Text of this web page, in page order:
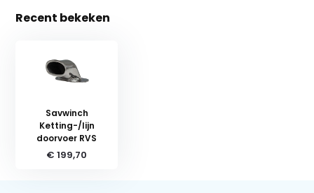
Recent bekeken
Savwinch
Ketting-/lijn
doorvoer RVS
€ 199,70